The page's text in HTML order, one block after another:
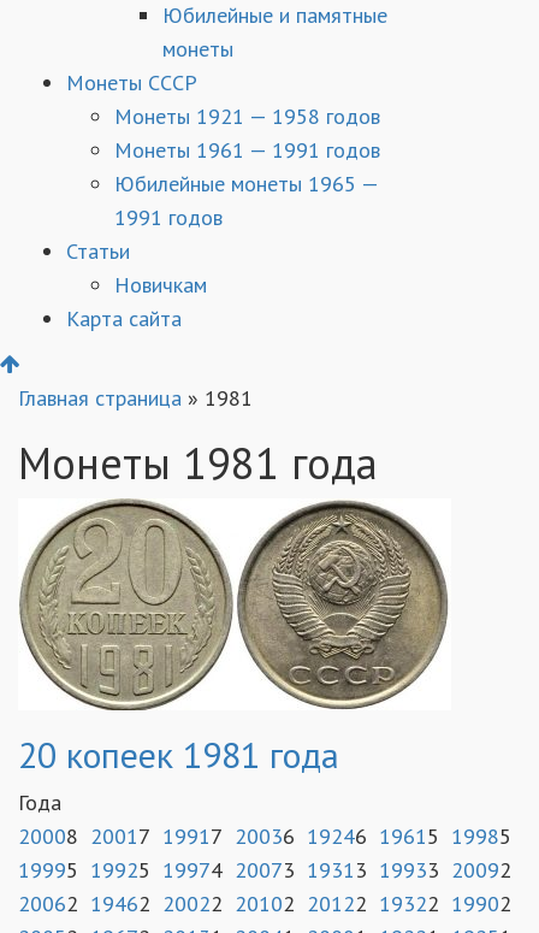
Юбилейные и памятные
монеты
Монеты СССР
Монеты 1921 — 1958 годов
Монеты 1961 — 1991 годов
Юбилейные монеты 1965 —
1991 годов
Статьи
Новичкам
Карта сайта
Главная страница » 1981
Монеты 1981 года
20 копеек 1981 года
Года
20008 20017 19917 20036 19246 19615 19985
19995 19925 19974 20073 19313 19933 20092
20062 19462 20022 20102 20122 19322 19902